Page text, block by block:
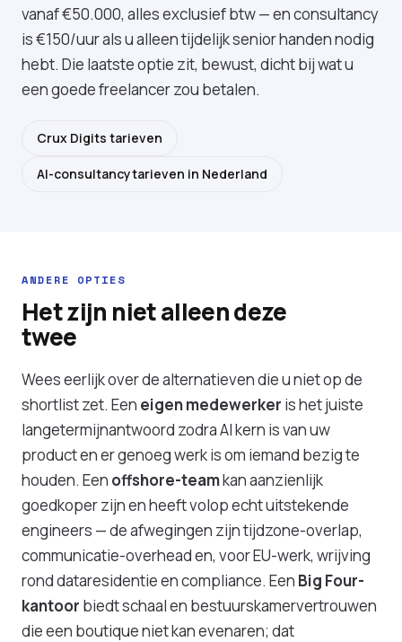
vanaf €50.000, alles exclusief btw — en consultancy
is €150/uur als u alleen tijdelijk senior handen nodig
hebt. Die laatste optie zit, bewust, dicht bij wat u
een goede freelancer zou betalen.
Crux Digits tarieven
AI-consultancytarieven in Nederland
ANDERE OPTIES
Het zijn niet alleen deze
twee
Wees eerlijk over de alternatieven die u niet op de
shortlist zet. Een eigen medewerker is het juiste
langetermijnantwoord zodra AI kern is van uw
product en er genoeg werk is om iemand bezig te
houden. Een offshore-teamkan aanzienlijk
goedkoper zijn en heeft volop echt uitstekende
engineers — de afwegingen zijn tijdzone-overlap,
communicatie-overhead en, voor EU-werk, wrijving
rond dataresidentie en compliance. Een Big Four-
kantoor biedt schaal en bestuurskamervertrouwen
die een boutique niet kan evenaren; dat